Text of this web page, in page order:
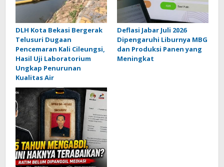
DLH Kota Bekasi Bergerak
Telusuri Dugaan
Pencemaran Kali Cileungsi,
Hasil Uji Laboratorium
Ungkap Penurunan
Kualitas Air
Deflasi Jabar Juli 2026
Dipengaruhi Liburnya MBG
dan Produksi Panen yang
Meningkat